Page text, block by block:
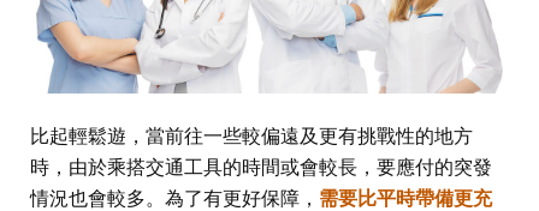
比起輕鬆遊，當前往一些較偏遠及更有挑戰性的地方
時，由於乘搭交通工具的時間或會較長，要應付的突發
情況也會較多。為了有更好保障， 需要比平時帶備更充